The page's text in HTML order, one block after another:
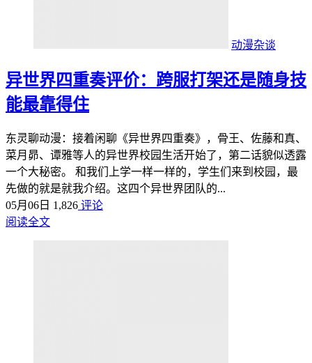
动漫杂谈
异世界四重奏评价：跨服打架还是随身技
能最靠得住
东灵聊动漫：接着闲聊《异世界四重奏》，骨王、佐藤和真、
菜月昴、谭雅等人的异世界校园生活开始了，第二话貌似透露
一个大秘密。 和我们上学一样一样的，学生们来到校园，最
先做的就是就我介绍。这四个异世界团队的...
05月06日 1,826 评论
阅读全文